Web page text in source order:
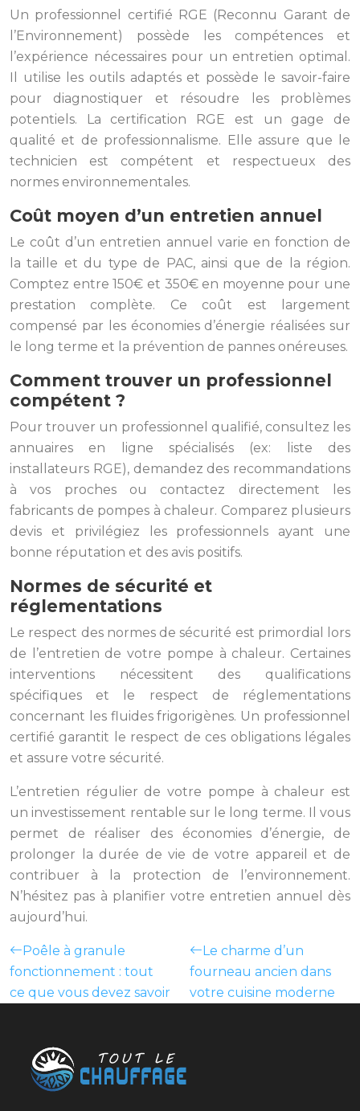
Un professionnel certifié RGE (Reconnu Garant de
l’Environnement) possède les compétences et
l’expérience nécessaires pour un entretien optimal.
Il utilise les outils adaptés et possède le savoir-faire
pour diagnostiquer et résoudre les problèmes
potentiels. La certification RGE est un gage de
qualité et de professionnalisme. Elle assure que le
technicien est compétent et respectueux des
normes environnementales.
Coût moyen d’un entretien annuel
Le coût d’un entretien annuel varie en fonction de
la taille et du type de PAC, ainsi que de la région.
Comptez entre 150€ et 350€ en moyenne pour une
prestation complète. Ce coût est largement
compensé par les économies d’énergie réalisées sur
le long terme et la prévention de pannes onéreuses.
Comment trouver un professionnel
compétent ?
Pour trouver un professionnel qualifié, consultez les
annuaires en ligne spécialisés (ex: liste des
installateurs RGE), demandez des recommandations
à vos proches ou contactez directement les
fabricants de pompes à chaleur. Comparez plusieurs
devis et privilégiez les professionnels ayant une
bonne réputation et des avis positifs.
Normes de sécurité et
réglementations
Le respect des normes de sécurité est primordial lors
de l’entretien de votre pompe à chaleur. Certaines
interventions nécessitent des qualifications
spécifiques et le respect de réglementations
concernant les fluides frigorigènes. Un professionnel
certifié garantit le respect de ces obligations légales
et assure votre sécurité.
L’entretien régulier de votre pompe à chaleur est
un investissement rentable sur le long terme. Il vous
permet de réaliser des économies d’énergie, de
prolonger la durée de vie de votre appareil et de
contribuer à la protection de l’environnement.
N’hésitez pas à planifier votre entretien annuel dès
aujourd’hui.
Poêle à granule
fonctionnement : tout
ce que vous devez savoir
Le charme d’un
fourneau ancien dans
votre cuisine moderne